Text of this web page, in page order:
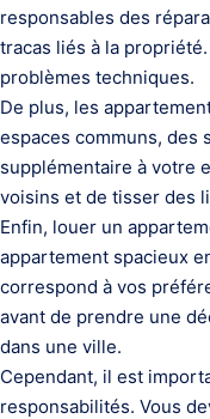
responsables des
tracas liés à la
problèmes techniques.
De plus, les
espaces communs, des
supplémentaire à votre
voisins et de tisser des
Enfin, louer un
appartement spacieux
correspond à vos
avant de prendre une
dans une ville.
Cependant, il est
responsabilités. Vous